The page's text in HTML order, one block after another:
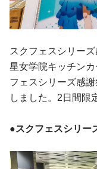
スクフェスシリー
星女学院キッチン
フェスシリーズ感
しました。2日間限
●スクフェスシリー